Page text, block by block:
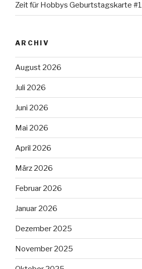
Zeit für Hobbys Geburtstagskarte #1
ARCHIV
August 2026
Juli 2026
Juni 2026
Mai 2026
April 2026
März 2026
Februar 2026
Januar 2026
Dezember 2025
November 2025